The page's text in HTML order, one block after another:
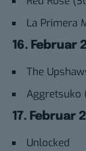
La Primera
16. Februar
The
Aggretsuko
17. Februar
Unlocked